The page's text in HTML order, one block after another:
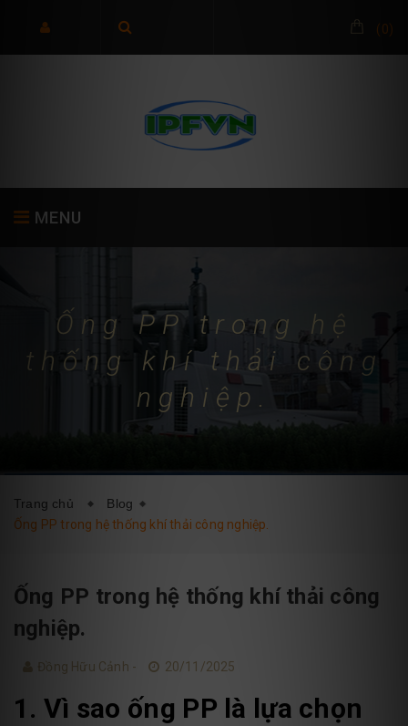
(0)
MENU
TRANG CHỦ GIỚI THIỆU
BLOG LIÊN HỆ
Ống PP trong hệ
thống khí thải công
nghiệp.
Trang chủ
Blog
Ống PP trong hệ thống khí thải công nghiệp.
Ống PP trong hệ thống khí thải công
nghiệp.
Đồng Hữu Cảnh - 20/11/2025
1. Vì sao ống PP là lựa chọn